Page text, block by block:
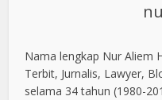
Nama lengkap Nur Aliem
Terbit, Jurnalis, Lawyer,
selama 34 tahun (1980-